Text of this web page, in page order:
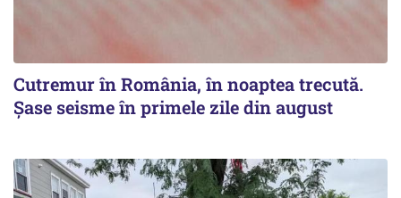
Cutremur în România, în noaptea trecută.
Șase seisme în primele zile din august